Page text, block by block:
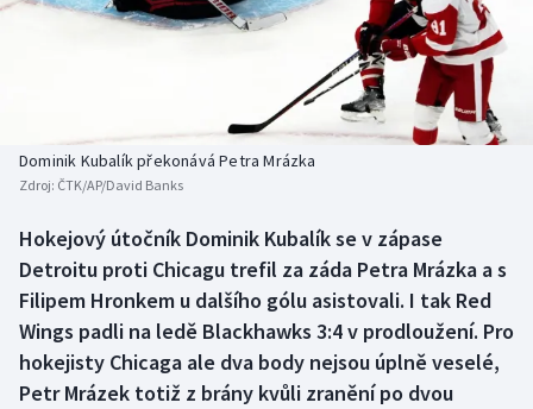
Biatlon
Box
Curling
Dostihy
Aplikace ČT sport
Dominik Kubalík překonává Petra Mrázka
Zdroj: ČTK/AP/David Banks
Hokejový útočník Dominik Kubalík se v zápase
Detroitu proti Chicagu trefil za záda Petra Mrázka a s
Filipem Hronkem u dalšího gólu asistovali. I tak Red
Wings padli na ledě Blackhawks 3:4 v prodloužení. Pro
hokejisty Chicaga ale dva body nejsou úplně veselé,
Petr Mrázek totiž z brány kvůli zranění po dvou